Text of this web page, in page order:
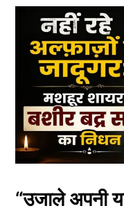
“उजाले अपनी